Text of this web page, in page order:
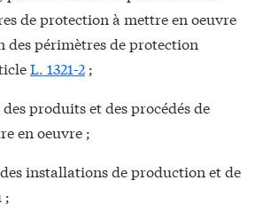
de protection à mettre en oeuvre
des périmètres de protection
L. 1321-2 ;
produits et des procédés de
en oeuvre ;
installations de production et de
;